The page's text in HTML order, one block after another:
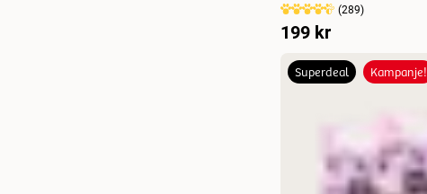
(289)
199 kr
Superdeal Kampanje!